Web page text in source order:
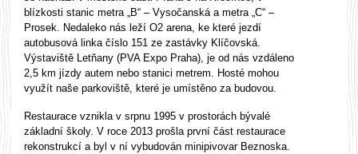
blízkosti stanic metra „B“ – Vysočanská a metra „C“ –
Prosek. Nedaleko nás leží O2 arena, ke které jezdí
autobusová linka číslo 151 ze zastávky Klíčovská.
Výstaviště Letňany (PVA Expo Praha), je od nás vzdáleno
2,5 km jízdy autem nebo stanici metrem. Hosté mohou
využít naše parkoviště, které je umístěno za budovou.
Restaurace vznikla v srpnu 1995 v prostorách bývalé
základní školy. V roce 2013 prošla první část restaurace
rekonstrukcí a byl v ní vybudován minipivovar Beznoska.